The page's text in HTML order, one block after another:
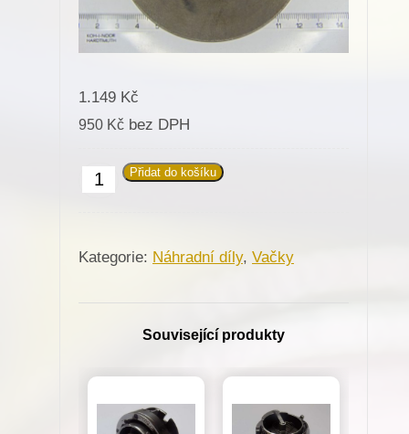
1.149 Kč
950 Kč bez DPH
674070
pro
Přidat do košíku
Kategorie: Náhradní díly, Vačky
Související produkty